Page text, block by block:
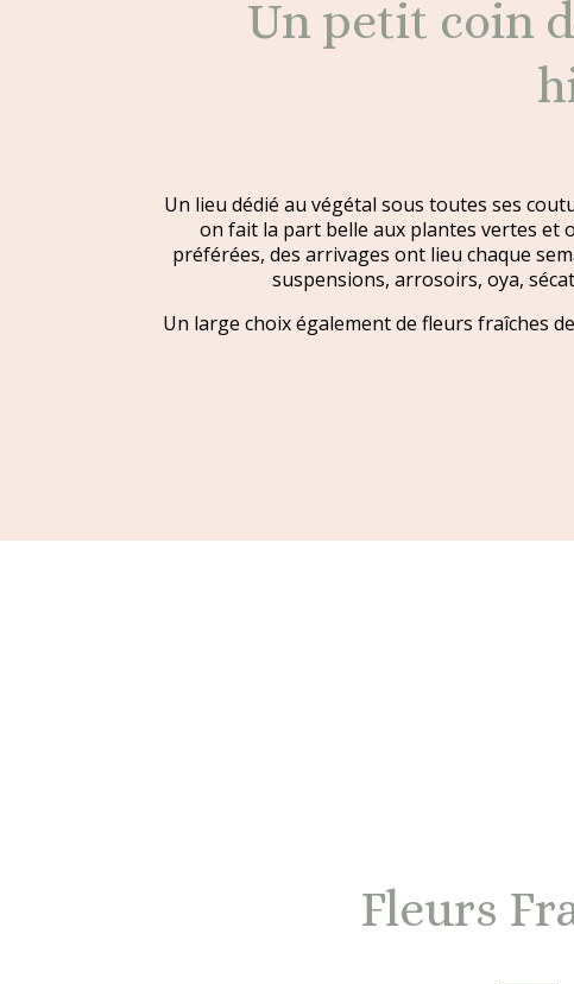
Un petit coin
Un lieu dédié au végétal sous toutes ses
on fait la part belle aux plantes vertes et
préférées, des arrivages ont lieu chaque
suspensions, arrosoirs, oya,
Un large choix également de fleurs fraîches
Fleurs